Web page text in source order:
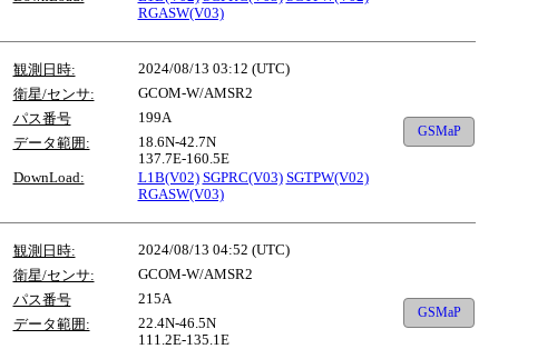
RGASW(V03)
観測日時:
2024/08/13 03:12 (UTC)
衛星/センサ:
GCOM-W/AMSR2
パス番号
199A
データ範囲:
18.6N-42.7N
137.7E-160.5E
DownLoad:
L1B(V02) SGPRC(V03) SGTPW(V02)
RGASW(V03)
GSMaP
観測日時:
2024/08/13 04:52 (UTC)
衛星/センサ:
GCOM-W/AMSR2
パス番号
215A
データ範囲:
22.4N-46.5N
111.2E-135.1E
GSMaP